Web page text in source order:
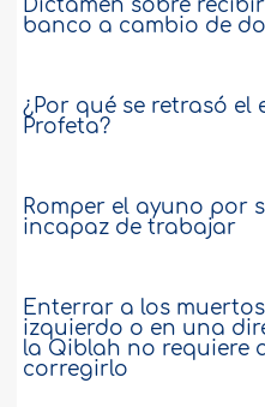
Dictamen sobre
banco a cambio de
¿Por qué se retrasó el
Profeta?
Romper el ayuno por
incapaz de trabajar
Enterrar a los
izquierdo o en una
la Qiblah no requiere
corregirlo